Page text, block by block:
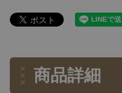
商品詳細